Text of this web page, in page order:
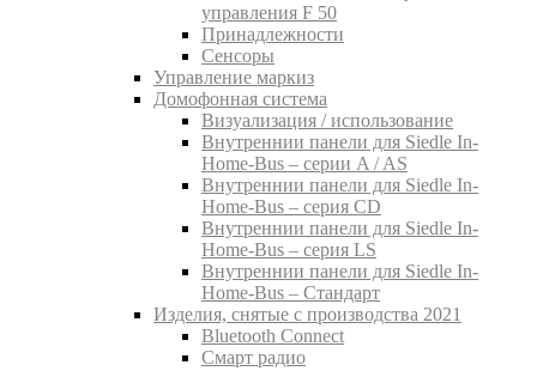
управления F 50
Принадлежности
Сенсоры
Управление маркиз
Домофонная система
Визуализация / использование
Внутреннии панели для Siedle In-
Home-Bus – серии A / AS
Внутреннии панели для Siedle In-
Home-Bus – серия CD
Внутреннии панели для Siedle In-
Home-Bus – серия LS
Внутреннии панели для Siedle In-
Home-Bus – Стандарт
Изделия, снятые с производства 2021
Bluetooth Connect
Смарт радио